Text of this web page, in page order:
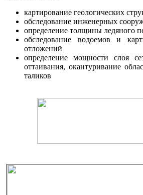
картирование геологических
обследование инженерных
определение толщины ледяного
обследование водоемов и
отложений
определение мощности слоя
оттаивания, окантуривание
таликов